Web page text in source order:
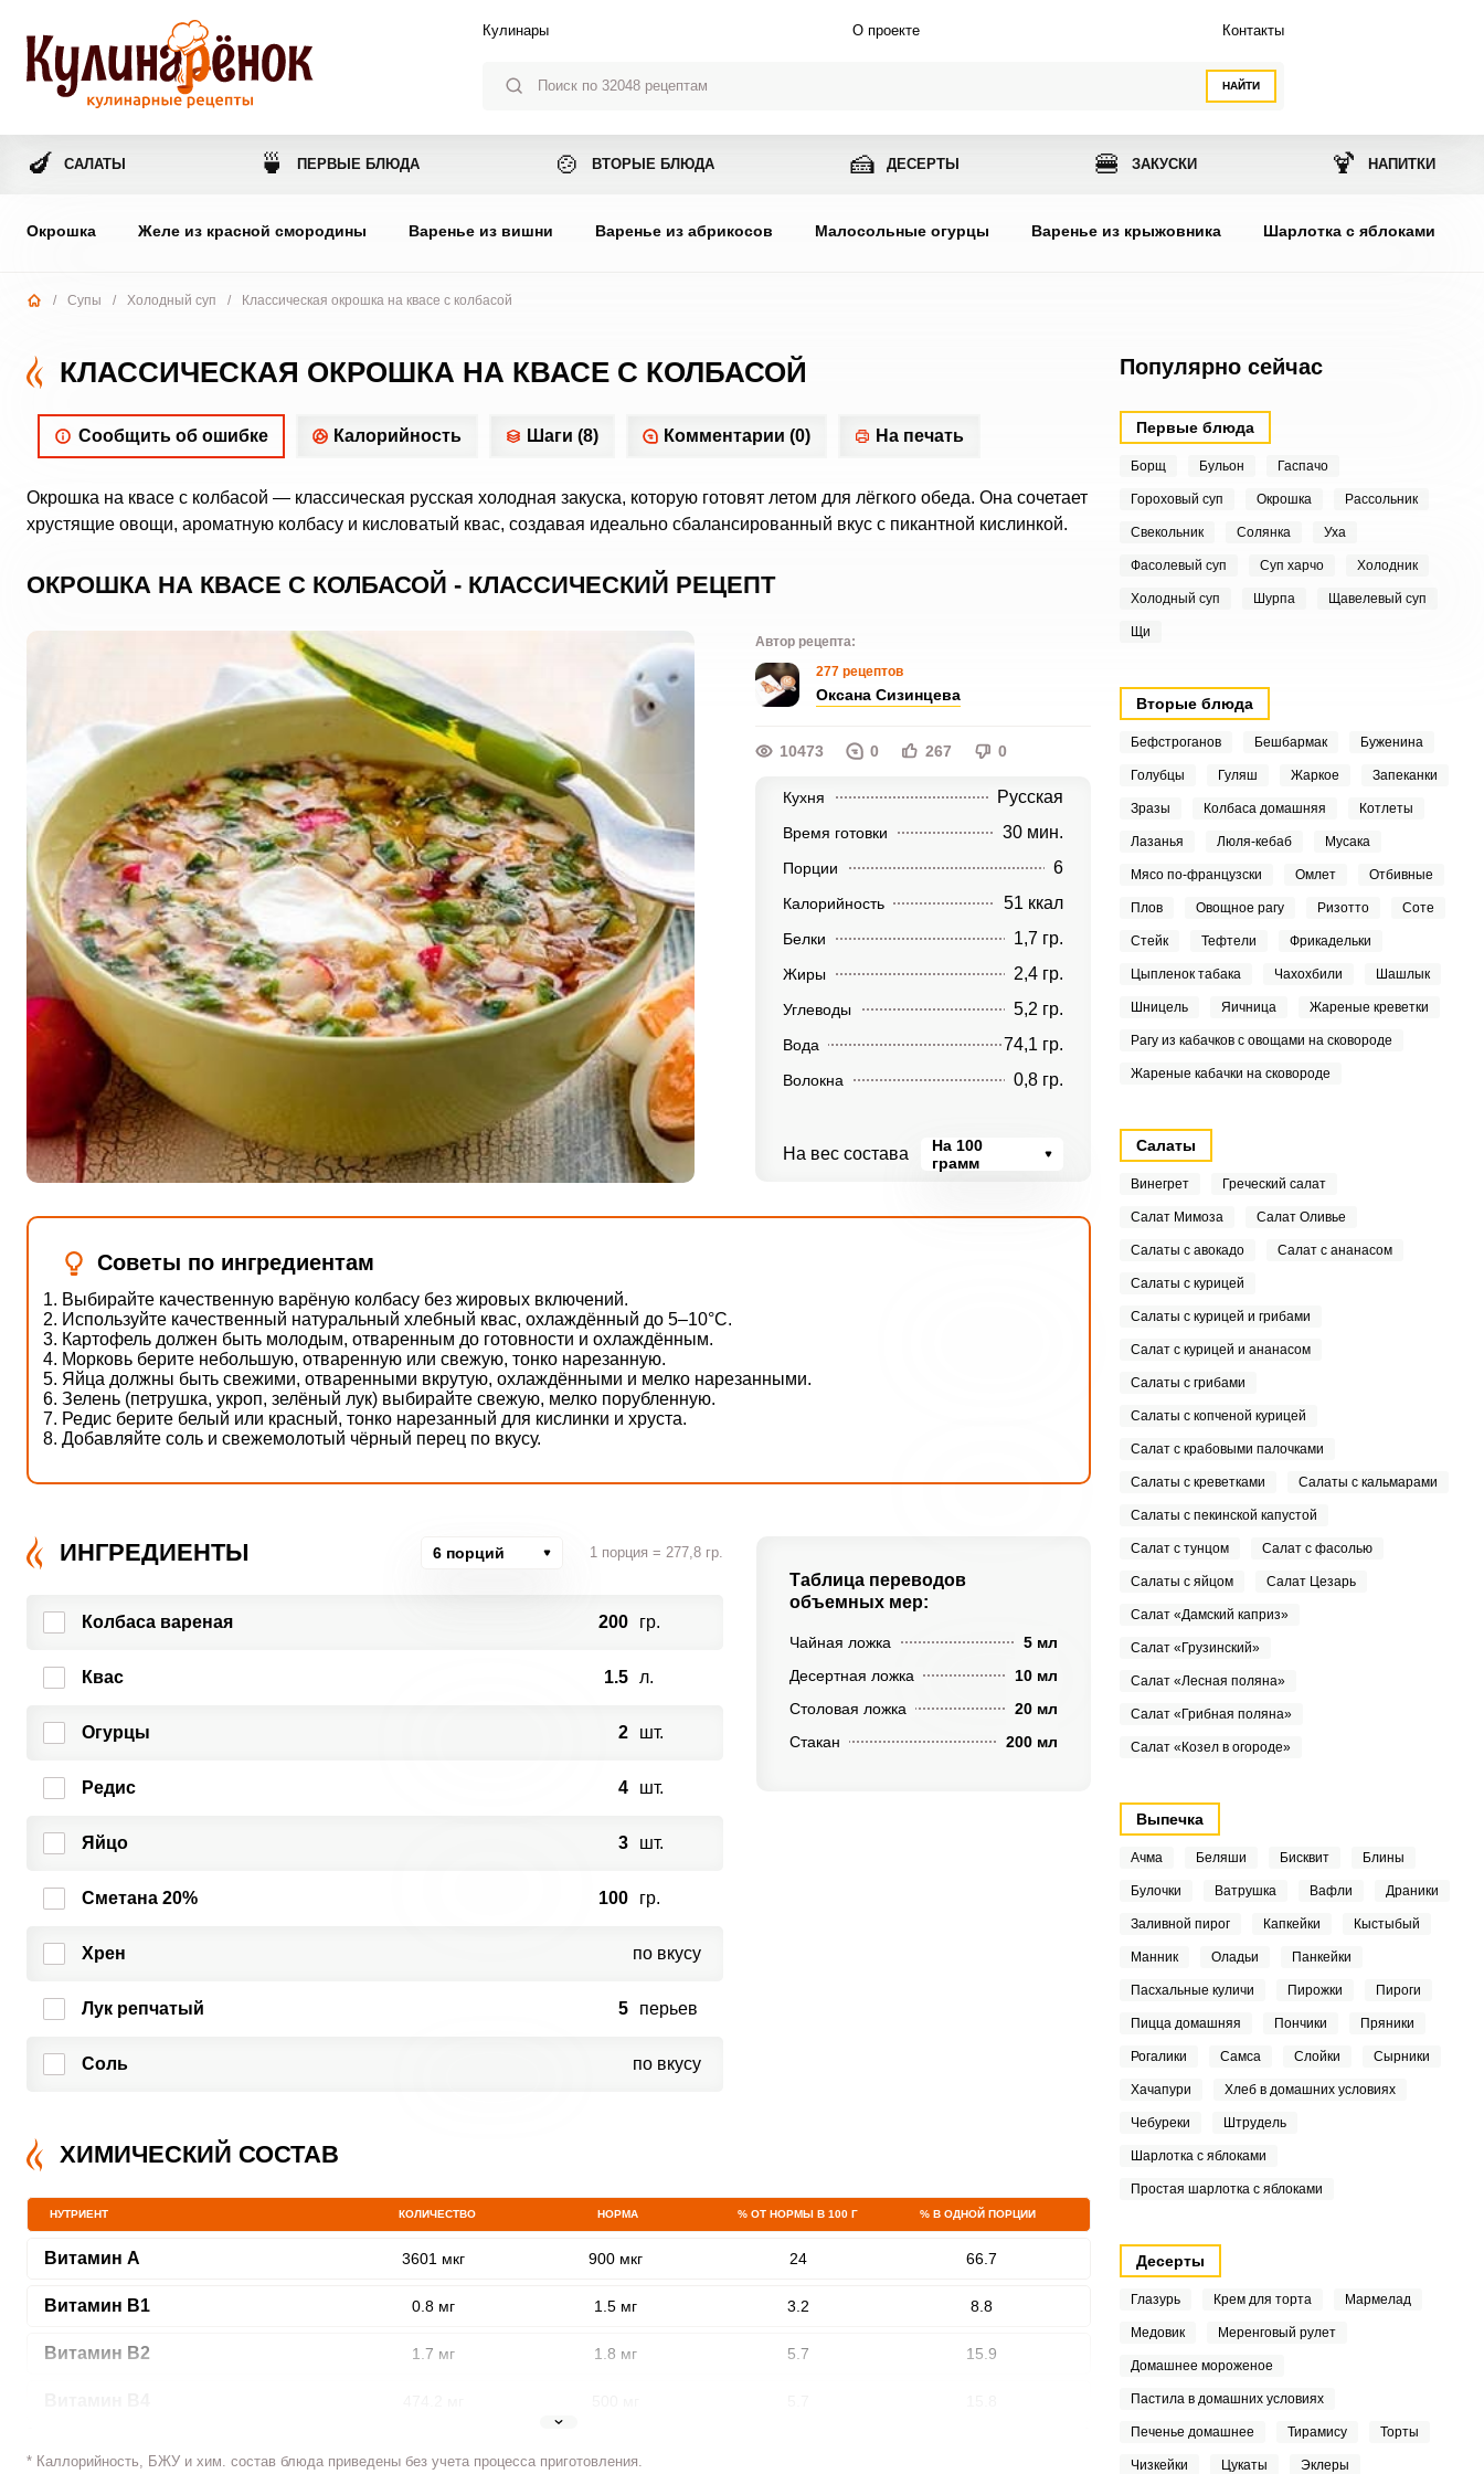
НАЙТИ
Кулинары О проекте Контакты
🍆 САЛАТЫ 🍵 ПЕРВЫЕ БЛЮДА 🍲 ВТОРЫЕ БЛЮДА 🍰 ДЕСЕРТЫ 🍔 ЗАКУСКИ 🍹 НАПИТКИ
Окрошка Желе из красной смородины Варенье из вишни Варенье из абрикосов Малосольные огурцы Варенье из крыжовника Шарлотка с яблоками
/ Супы / Холодный суп / Классическая окрошка на квасе с колбасой
КЛАССИЧЕСКАЯ ОКРОШКА НА КВАСЕ С КОЛБАСОЙ
Сообщить об ошибке Калорийность Шаги (8) Комментарии (0) На печать
Окрошка на квасе с колбасой — классическая русская холодная закуска, которую готовят летом для лёгкого обеда. Она сочетает
хрустящие овощи, ароматную колбасу и кисловатый квас, создавая идеально сбалансированный вкус с пикантной кислинкой.
ОКРОШКА НА КВАСЕ С КОЛБАСОЙ - КЛАССИЧЕСКИЙ РЕЦЕПТ
Автор рецепта:
277 рецептов
Оксана Сизинцева
10473 0 267 0
Кухня Русская
Время готовки 30 мин.
Порции 6
Калорийность 51 ккал
Белки 1,7 гр.
Жиры 2,4 гр.
Углеводы 5,2 гр.
Вода 74,1 гр.
Волокна 0,8 гр.
На вес состава
На 100
грамм
Советы по ингредиентам
Выбирайте качественную варёную колбасу без жировых включений.
Используйте качественный натуральный хлебный квас, охлаждённый до 5–10°C.
Картофель должен быть молодым, отваренным до готовности и охлаждённым.
Морковь берите небольшую, отваренную или свежую, тонко нарезанную.
Яйца должны быть свежими, отваренными вкрутую, охлаждёнными и мелко нарезанными.
Зелень (петрушка, укроп, зелёный лук) выбирайте свежую, мелко порубленную.
Редис берите белый или красный, тонко нарезанный для кислинки и хруста.
Добавляйте соль и свежемолотый чёрный перец по вкусу.
ИНГРЕДИЕНТЫ 6 порций 1 порция = 277,8 гр.
Колбаса вареная 200 гр.
Квас 1.5 л.
Огурцы 2 шт.
Редис 4 шт.
Яйцо 3 шт.
Сметана 20% 100 гр.
Хрен по вкусу
Лук репчатый 5 перьев
Соль по вкусу
Таблица переводов
объемных мер:
Чайная ложка
5 мл
Десертная ложка
10 мл
Столовая ложка
20 мл
Стакан
200 мл
ХИМИЧЕСКИЙ СОСТАВ
НУТРИЕНТ КОЛИЧЕСТВО НОРМА % ОТ НОРМЫ В 100 Г % В ОДНОЙ ПОРЦИИ
Витамин A 3601 мкг 900 мкг 24 66.7
Витамин В1 0.8 мг 1.5 мг 3.2 8.8
Витамин В2 1.7 мг 1.8 мг 5.7 15.9
* Каллорийность, БЖУ и хим. состав блюда приведены без учета процесса приготовления.
Популярно сейчас
Первые блюда
Борщ Бульон Гаспачо
Гороховый суп Окрошка Рассольник
Свекольник Солянка Уха
Фасолевый суп Суп харчо Холодник
Холодный суп Шурпа Щавелевый суп
Щи
Вторые блюда
Бефстроганов Бешбармак Буженина
Голубцы Гуляш Жаркое Запеканки
Зразы Колбаса домашняя Котлеты
Лазанья Люля-кебаб Мусака
Мясо по-французски Омлет Отбивные
Плов Овощное рагу Ризотто Соте
Стейк Тефтели Фрикадельки
Цыпленок табака Чахохбили Шашлык
Шницель Яичница Жареные креветки
Рагу из кабачков с овощами на сковороде
Жареные кабачки на сковороде
Салаты
Винегрет Греческий салат
Салат Мимоза Салат Оливье
Салаты с авокадо Салат с ананасом
Салаты с курицей
Салаты с курицей и грибами
Салат с курицей и ананасом
Салаты с грибами
Салаты с копченой курицей
Салат с крабовыми палочками
Салаты с креветками Салаты с кальмарами
Салаты с пекинской капустой
Салат с тунцом Салат с фасолью
Салаты с яйцом Салат Цезарь
Салат «Дамский каприз»
Салат «Грузинский»
Салат «Лесная поляна»
Салат «Грибная поляна»
Салат «Козел в огороде»
Выпечка
Ачма Беляши Бисквит Блины
Булочки Ватрушка Вафли Драники
Заливной пирог Капкейки Кыстыбый
Манник Оладьи Панкейки
Пасхальные куличи Пирожки Пироги
Пицца домашняя Пончики Пряники
Рогалики Самса Слойки Сырники
Хачапури Хлеб в домашних условиях
Чебуреки Штрудель
Шарлотка с яблоками
Простая шарлотка с яблоками
Десерты
Глазурь Крем для торта Мармелад
Медовик Меренговый рулет
Домашнее мороженое
Пастила в домашних условиях
Печенье домашнее Тирамису Торты
Чизкейки Цукаты Эклеры
ВХОД НА САЙТ РЕГИСТРАЦИЯ
1 ИЗ 8 ШАГ